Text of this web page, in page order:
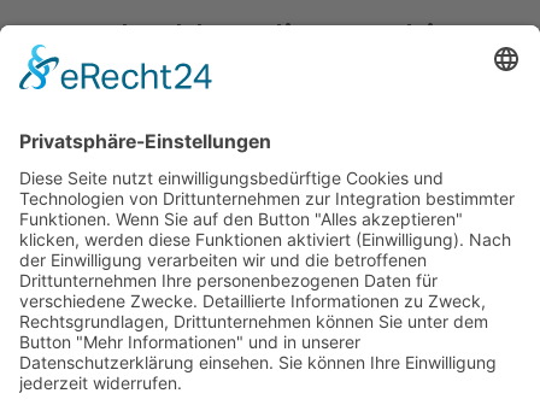
Von Abschleppdiensten bis zu
komfortablen Unterkünften:
einem Ort
In unserem umfangreichen Branchenportal finden
Sie nicht nur alle Informationen zu zuverlässigen
Abschleppdiensten, sondern auch eine
umfassende Auswahl an Hotels für Ihren nächsten
Aufenthalt. Wir möchten sicherstellen, dass Sie
sowohl bei Fahrzeugpannen als auch bei der
Suche nach der idealen Unterkunft bestens
informiert sind. Egal, ob Sie geschäftlich oder